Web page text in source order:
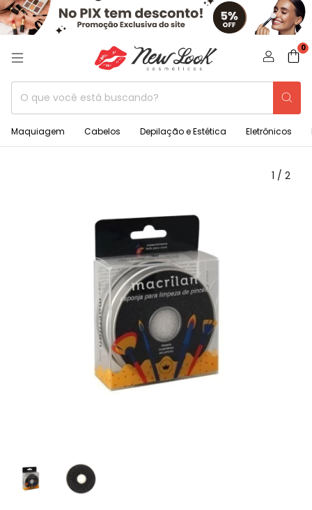
0
Maquiagem Cabelos Depilação e Estética Eletrônicos
1 / 2